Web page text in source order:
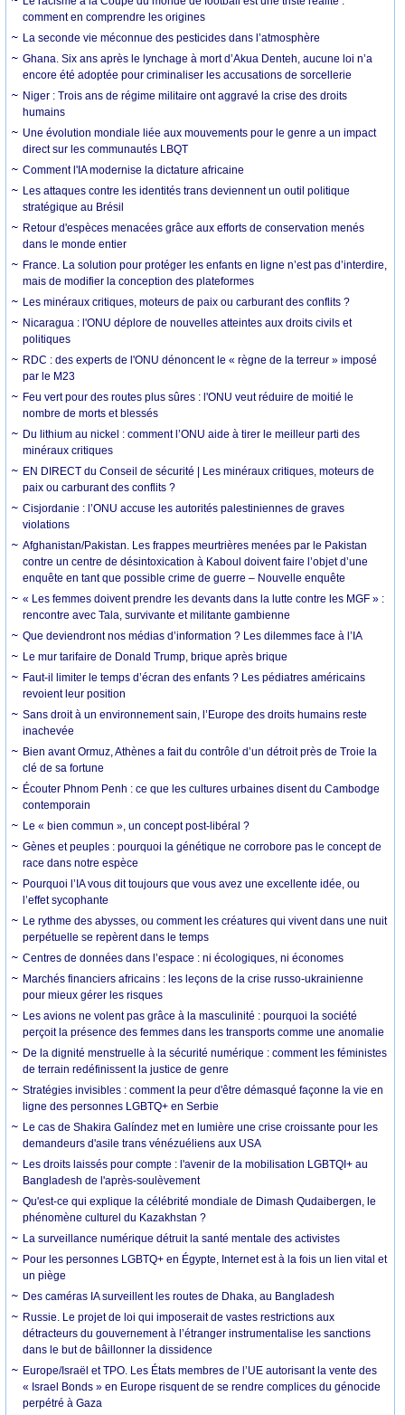
comment en comprendre les origines
La seconde vie méconnue des pesticides dans l’atmosphère
Ghana. Six ans après le lynchage à mort d’Akua Denteh, aucune loi n’a
encore été adoptée pour criminaliser les accusations de sorcellerie
Niger : Trois ans de régime militaire ont aggravé la crise des droits
humains
Une évolution mondiale liée aux mouvements pour le genre a un impact
direct sur les communautés LBQT
Comment l'IA modernise la dictature africaine
Les attaques contre les identités trans deviennent un outil politique
stratégique au Brésil
Retour d'espèces menacées grâce aux efforts de conservation menés
dans le monde entier
France. La solution pour protéger les enfants en ligne n’est pas d’interdire,
mais de modifier la conception des plateformes
Les minéraux critiques, moteurs de paix ou carburant des conflits ?
Nicaragua : l'ONU déplore de nouvelles atteintes aux droits civils et
politiques
RDC : des experts de l'ONU dénoncent le « règne de la terreur » imposé
par le M23
Feu vert pour des routes plus sûres : l'ONU veut réduire de moitié le
nombre de morts et blessés
Du lithium au nickel : comment l’ONU aide à tirer le meilleur parti des
minéraux critiques
EN DIRECT du Conseil de sécurité | Les minéraux critiques, moteurs de
paix ou carburant des conflits ?
Cisjordanie : l’ONU accuse les autorités palestiniennes de graves
violations
Afghanistan/Pakistan. Les frappes meurtrières menées par le Pakistan
contre un centre de désintoxication à Kaboul doivent faire l’objet d’une
enquête en tant que possible crime de guerre – Nouvelle enquête
« Les femmes doivent prendre les devants dans la lutte contre les MGF » :
rencontre avec Tala, survivante et militante gambienne
Que deviendront nos médias d’information ? Les dilemmes face à l’IA
Le mur tarifaire de Donald Trump, brique après brique
Faut-il limiter le temps d’écran des enfants ? Les pédiatres américains
revoient leur position
Sans droit à un environnement sain, l’Europe des droits humains reste
inachevée
Bien avant Ormuz, Athènes a fait du contrôle d’un détroit près de Troie la
clé de sa fortune
Écouter Phnom Penh : ce que les cultures urbaines disent du Cambodge
contemporain
Le « bien commun », un concept post-libéral ?
Gènes et peuples : pourquoi la génétique ne corrobore pas le concept de
race dans notre espèce
Pourquoi l’IA vous dit toujours que vous avez une excellente idée, ou
l’effet sycophante
Le rythme des abysses, ou comment les créatures qui vivent dans une nuit
perpétuelle se repèrent dans le temps
Centres de données dans l’espace : ni écologiques, ni économes
Marchés financiers africains : les leçons de la crise russo-ukrainienne
pour mieux gérer les risques
Les avions ne volent pas grâce à la masculinité : pourquoi la société
perçoit la présence des femmes dans les transports comme une anomalie
De la dignité menstruelle à la sécurité numérique : comment les féministes
de terrain redéfinissent la justice de genre
Stratégies invisibles : comment la peur d'être démasqué façonne la vie en
ligne des personnes LGBTQ+ en Serbie
Le cas de Shakira Galíndez met en lumière une crise croissante pour les
demandeurs d'asile trans vénézuéliens aux USA
Les droits laissés pour compte : l'avenir de la mobilisation LGBTQI+ au
Bangladesh de l'après-soulèvement
Qu'est-ce qui explique la célébrité mondiale de Dimash Qudaibergen, le
phénomène culturel du Kazakhstan ?
La surveillance numérique détruit la santé mentale des activistes
Pour les personnes LGBTQ+ en Égypte, Internet est à la fois un lien vital et
un piège
Des caméras IA surveillent les routes de Dhaka, au Bangladesh
Russie. Le projet de loi qui imposerait de vastes restrictions aux
détracteurs du gouvernement à l’étranger instrumentalise les sanctions
dans le but de bâillonner la dissidence
Europe/Israël et TPO. Les États membres de l’UE autorisant la vente des
« Israel Bonds » en Europe risquent de se rendre complices du génocide
perpétré à Gaza